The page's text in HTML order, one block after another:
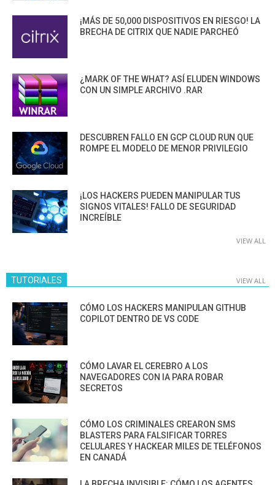
¡MÁS DE 50,000 DISPOSITIVOS EN RIESGO! LA
BRECHA DE CITRIX QUE NADIE PARCHEÓ
¿MARK OF THE WHAT? ASÍ ELUDEN WINDOWS
CON UN SIMPLE ARCHIVO .RAR
DESCUBREN FALLO EN GCP CLOUD RUN QUE
ROMPE EL MODELO DE MENOR PRIVILEGIO
¡LOS HACKERS PUEDEN MANIPULAR TUS
SIGNOS VITALES! FALLO DE SEGURIDAD
INCREÍBLE
VIEW ALL
TUTORIALES VIEW ALL
CÓMO LOS HACKERS MANIPULAN GITHUB
COPILOT DENTRO DE VS CODE
CÓMO LAVAR EL CEREBRO A LOS
NAVEGADORES CON IA PARA ROBAR
SECRETOS
CÓMO LOS CRIMINALES CREARON SMS
BLASTERS PARA FALSIFICAR TORRES
CELULARES Y HACKEAR MILES DE TELÉFONOS
EN CANADÁ